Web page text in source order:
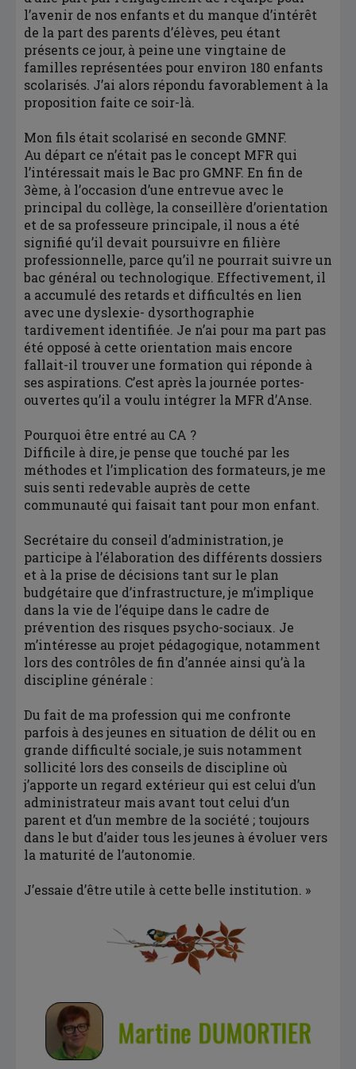
l’avenir de nos enfants et du manque d’intérêt
de la part des parents d’élèves, peu étant
présents ce jour, à peine une vingtaine de
familles représentées pour environ 180 enfants
scolarisés. J’ai alors répondu favorablement à la
proposition faite ce soir-là.
Mon fils était scolarisé en seconde GMNF.
Au départ ce n’était pas le concept MFR qui
l’intéressait mais le Bac pro GMNF. En fin de
3ème, à l’occasion d’une entrevue avec le
principal du collège, la conseillère d’orientation
et de sa professeure principale, il nous a été
signifié qu’il devait poursuivre en filière
professionnelle, parce qu’il ne pourrait suivre un
bac général ou technologique. Effectivement, il
a accumulé des retards et difficultés en lien
avec une dyslexie- dysorthographie
tardivement identifiée. Je n’ai pour ma part pas
été opposé à cette orientation mais encore
fallait-il trouver une formation qui réponde à
ses aspirations. C’est après la journée portes-
ouvertes qu’il a voulu intégrer la MFR d’Anse.
Pourquoi être entré au CA ?
Difficile à dire, je pense que touché par les
méthodes et l’implication des formateurs, je me
suis senti redevable auprès de cette
communauté qui faisait tant pour mon enfant.
Secrétaire du conseil d’administration, je
participe à l’élaboration des différents dossiers
et à la prise de décisions tant sur le plan
budgétaire que d’infrastructure, je m’implique
dans la vie de l’équipe dans le cadre de
prévention des risques psycho-sociaux. Je
m’intéresse au projet pédagogique, notamment
lors des contrôles de fin d’année ainsi qu’à la
discipline générale :
Du fait de ma profession qui me confronte
parfois à des jeunes en situation de délit ou en
grande difficulté sociale, je suis notamment
sollicité lors des conseils de discipline où
j’apporte un regard extérieur qui est celui d’un
administrateur mais avant tout celui d’un
parent et d’un membre de la société ; toujours
dans le but d’aider tous les jeunes à évoluer vers
la maturité de l’autonomie.
J’essaie d’être utile à cette belle institution. »